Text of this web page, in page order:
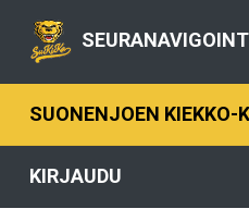
SUONENJOEN KIEKKO-
KIRJAUDU